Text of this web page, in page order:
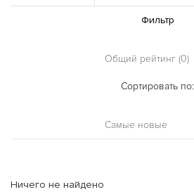
Фильтр
Общий рейтинг (0)
Сортировать по:
Самые новые
Ничего не найдено